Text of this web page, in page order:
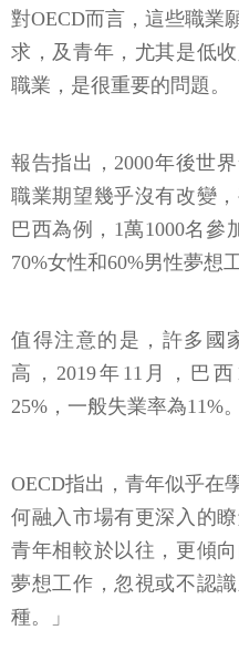
對OECD而言，這些職業
求，及青年，尤其是低
職業，是很重要的問題。
報告指出，2000年後世
職業期望幾乎沒有改變
巴西為例，1萬1000名參
70%女性和60%男性夢想
值得注意的是，許多國
高，2019年11月，巴
25%，一般失業率為11%。
OECD指出，青年似乎在
何融入市場有更深入的
青年相較於以往，更傾
夢想工作，忽視或不認
種。」